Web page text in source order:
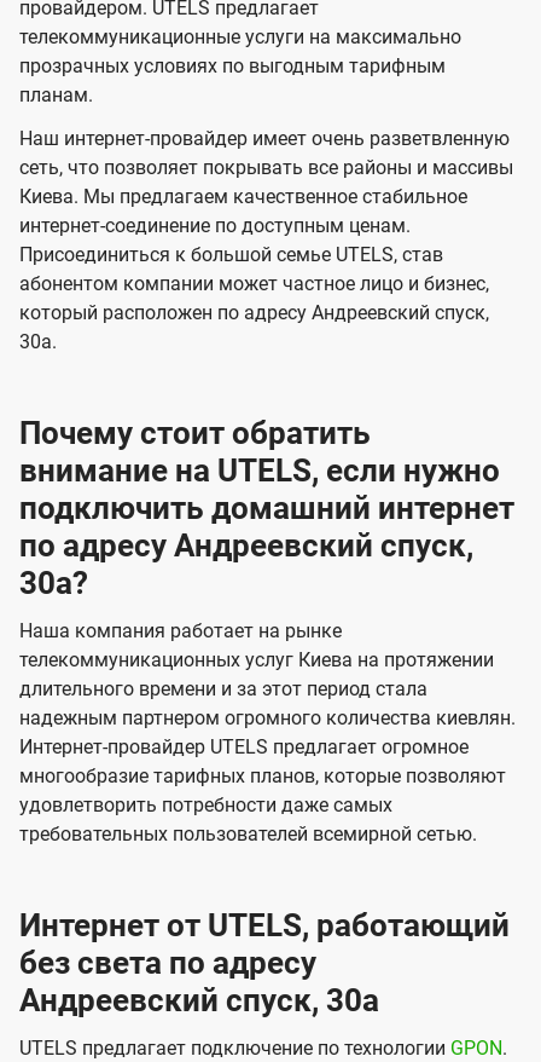
s
и
д
е
н
и
я
д
е
и
я
провайдером. UTELS предлагает
телекоммуникационные услуги на максимально
прозрачных условиях по выгодным тарифным
планам.
Наш интернет-провайдер имеет очень разветвленную
сеть, что позволяет покрывать все районы и массивы
Киева. Мы предлагаем качественное стабильное
интернет-соединение по доступным ценам.
Присоединиться к большой семье UTELS, став
абонентом компании может частное лицо и бизнес,
который расположен по адресу Андреевский спуск,
30а.
Почему стоит обратить
внимание на UTELS, если нужно
подключить домашний интернет
по адресу Андреевский спуск,
30а?
Наша компания работает на рынке
телекоммуникационных услуг Киева на протяжении
длительного времени и за этот период стала
надежным партнером огромного количества киевлян.
Интернет-провайдер UTELS предлагает огромное
многообразие тарифных планов, которые позволяют
удовлетворить потребности даже самых
требовательных пользователей всемирной сетью.
Интернет от UTELS, работающий
без света по адресу
Андреевский спуск, 30а
UTELS предлагает подключение по технологии GPON.